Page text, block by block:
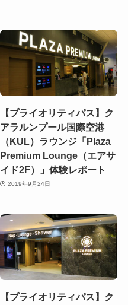
【プライオリティパス】ク
アラルンプール国際空港
（KUL）ラウンジ「Plaza
Premium Lounge（エアサ
イド2F）」体験レポート
2019年9月24日
【プライオリティパス】ク